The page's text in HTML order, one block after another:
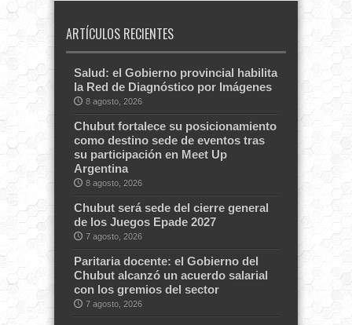
ARTÍCULOS RECIENTES
Salud: el Gobierno provincial habilita
la Red de Diagnóstico por Imágenes
8 agosto, 2026
Chubut fortalece su posicionamiento
como destino sede de eventos tras
su participación en Meet Up
Argentina
8 agosto, 2026
Chubut será sede del cierre general
de los Juegos Epade 2027
7 agosto, 2026
Paritaria docente: el Gobierno del
Chubut alcanzó un acuerdo salarial
con los gremios del sector
7 agosto, 2026